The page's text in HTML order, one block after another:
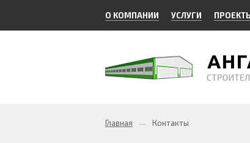
О КОМПАНИИ УСЛУГИ
Главная → Контакты